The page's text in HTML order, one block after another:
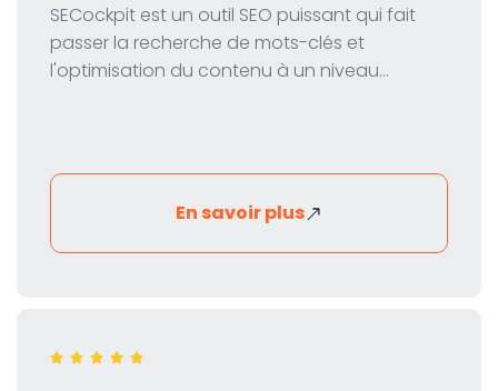
SECockpit est un outil SEO puissant qui fait
passer la recherche de mots-clés et
l'optimisation du contenu à un niveau
spécialistes du marketing numérique et du
référencement.En savoir plus